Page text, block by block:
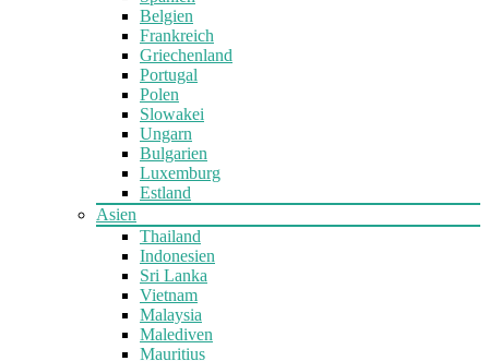
Belgien
Frankreich
Griechenland
Portugal
Polen
Slowakei
Ungarn
Bulgarien
Luxemburg
Estland
Asien
Thailand
Indonesien
Sri Lanka
Vietnam
Malaysia
Malediven
Mauritius